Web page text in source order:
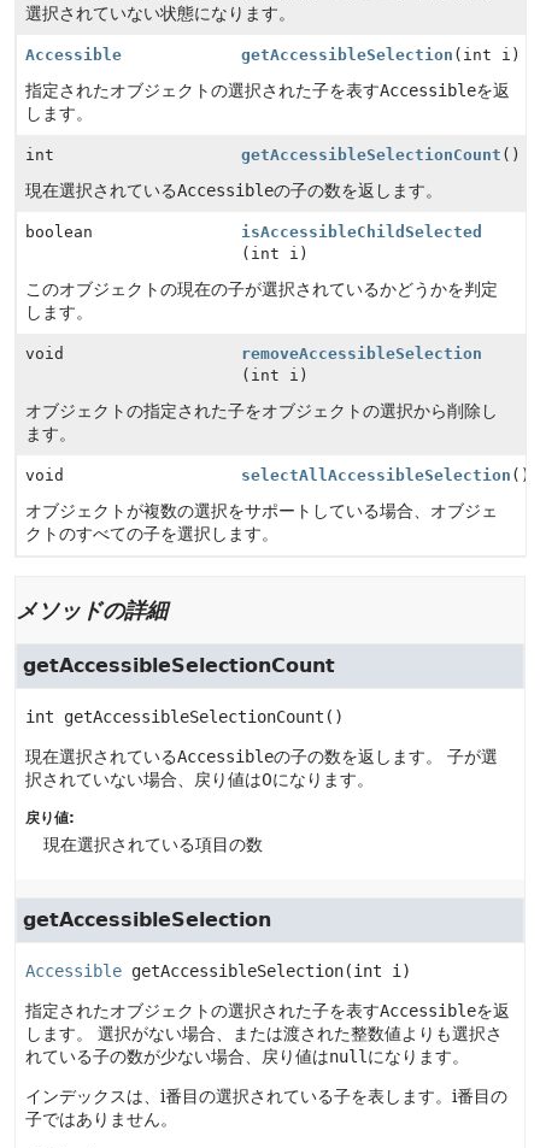
選択されていない状態になります。
Accessible getAccessibleSelection (int i)
指定されたオブジェクトの選択された子を表すAccessibleを返
します。
int getAccessibleSelectionCount ()
現在選択されているAccessibleの子の数を返します。
boolean
isAccessibleChildSelected
(int i)
このオブジェクトの現在の子が選択されているかどうかを判定
します。
void
removeAccessibleSelection
(int i)
オブジェクトの指定された子をオブジェクトの選択から削除し
ます。
void selectAllAccessibleSelection ()
オブジェクトが複数の選択をサポートしている場合、オブジェ
クトのすべての子を選択します。
メソッドの詳細
getAccessibleSelectionCount
int getAccessibleSelectionCount ()
現在選択されているAccessibleの子の数を返します。
子が選
択されていない場合、戻り値は0になります。
戻り値:
現在選択されている項目の数
getAccessibleSelection
Accessible getAccessibleSelection(int i)
指定されたオブジェクトの選択された子を表すAccessibleを返
します。
選択がない場合、または渡された整数値よりも選択さ
れている子の数が少ない場合、戻り値はnull になります。
インデックスは、i番目の選択されている子を表します。i番目の
子ではありません。